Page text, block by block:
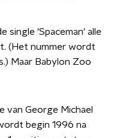
single 'Spaceman' alle
(Het nummer wordt
Maar Babylon Zoo
van George Michael
begin 1996 na